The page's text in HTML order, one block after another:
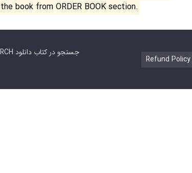
book from ORDER BOOK section.
SEARCH جستجو در کتاب دانلود